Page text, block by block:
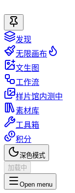
发现
无限画布
文生图
工作流
样片馆内测中
素材库
工具箱
积分
深色模式
加载中
Open menu